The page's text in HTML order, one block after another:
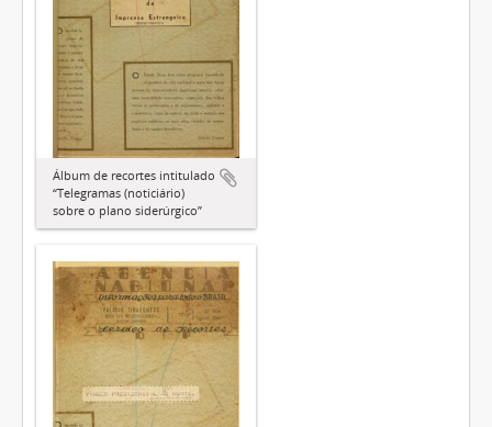
Álbum de recortes intitulado
“Telegramas (noticiário)
sobre o plano siderúrgico”